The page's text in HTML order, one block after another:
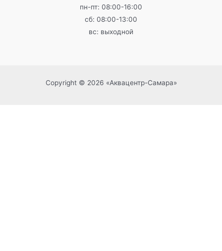
пн-пт: 08:00-16:00
сб: 08:00-13:00
вс: выходной
Copyright © 2026 «Аквацентр-Самара»